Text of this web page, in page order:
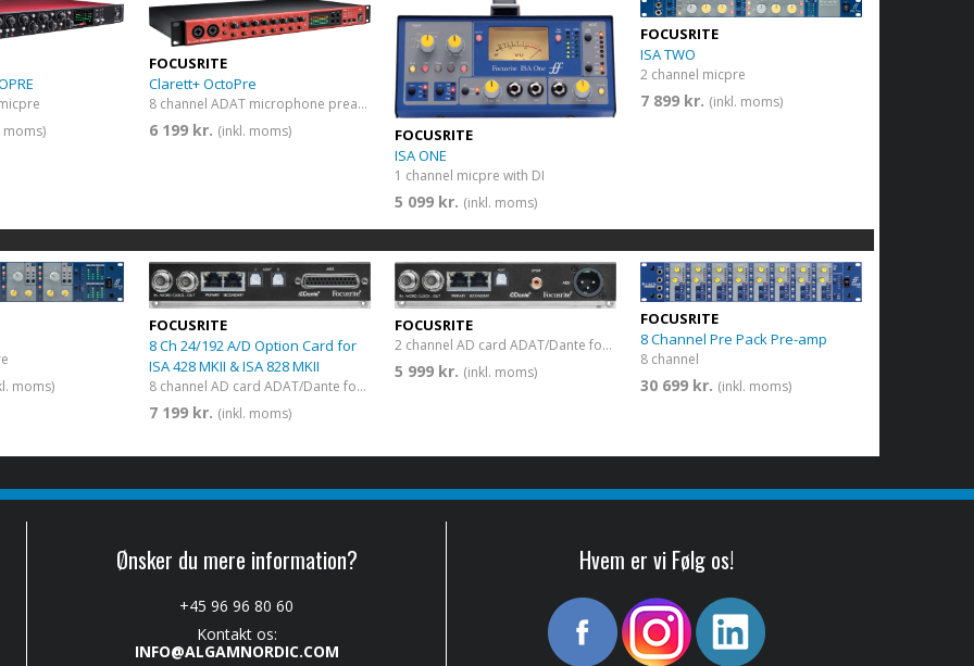
moms)
FOCUSRITE
Clarett+ OctoPre
8 channel ADAT microphone preamp
6 199 kr. (inkl. moms)
FOCUSRITE
ISA ONE
1 channel micpre with DI
5 099 kr. (inkl. moms)
FOCUSRITE
ISA TWO
2 channel micpre
7 899 kr. (inkl. moms)
moms)
FOCUSRITE
8 Ch 24/192 A/D Option Card for
ISA 428 MKII & ISA 828 MKII
8 channel AD card ADAT/Dante for 428/828 Mk2
7 199 kr. (inkl. moms)
FOCUSRITE
2 channel AD card ADAT/Dante for ISA One
5 999 kr. (inkl. moms)
FOCUSRITE
8 Channel Pre Pack Pre-amp
8 channel
30 699 kr. (inkl. moms)
Ønsker du mere information?
+45 96 96 80 60
Kontakt os:
INFO@ALGAMNORDIC.COM
Hvem er vi Følg os!